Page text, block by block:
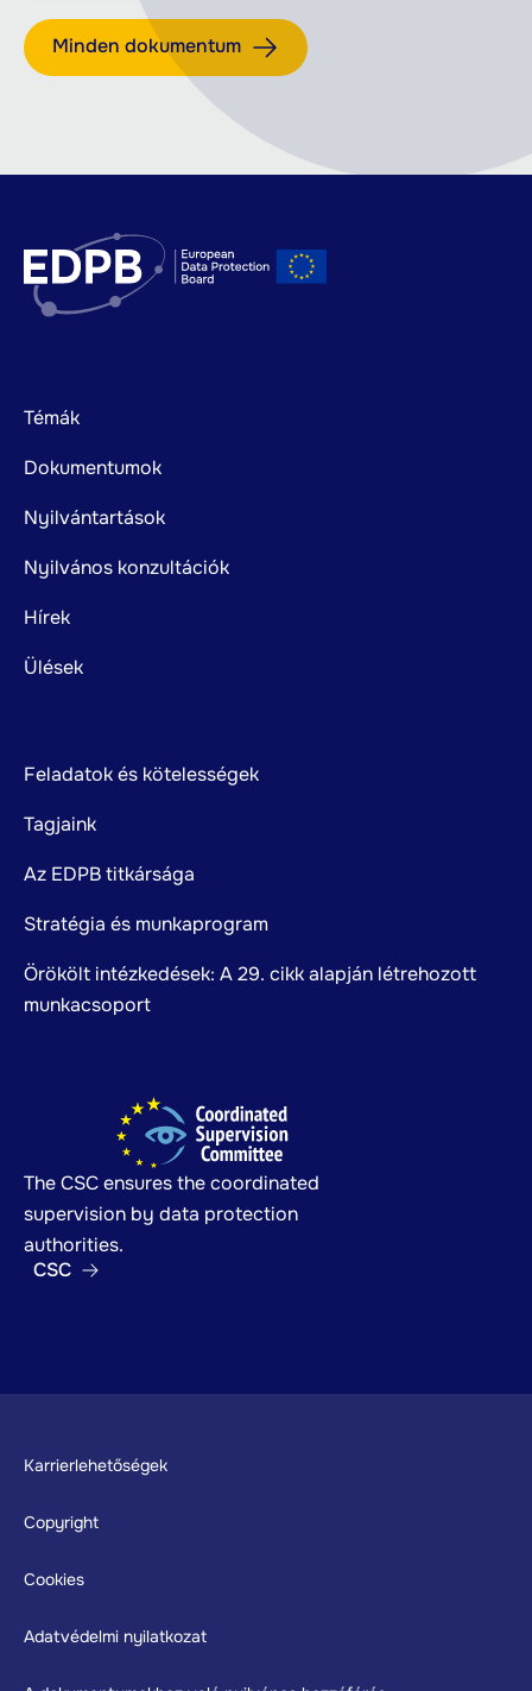
Minden dokumentum
Footer
mainnavigation
Témák
Dokumentumok
Nyilvántartások
Nyilvános konzultációk
Hírek
Ülések
Feladatok és kötelességek
Tagjaink
Az EDPB titkársága
Stratégia és munkaprogram
Örökölt intézkedések: A 29. cikk alapján létrehozott
munkacsoport
Footer
Karrierlehetőségek
Copyright
Cookies
Adatvédelmi nyilatkozat
The CSC ensures the coordinated
supervision by data protection
authorities.
CSC